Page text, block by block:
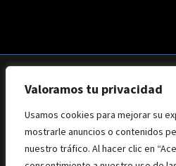
Valoramos tu privacidad
Usamos cookies para mejorar su
mostrarle anuncios o contenidos
nuestro tráfico. Al hacer clic en
Aviso Legal Privacidad
Web: Branding